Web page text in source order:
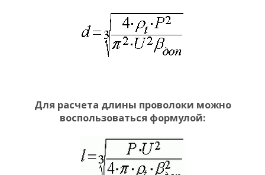
Для расчета длины проволоки можно
воспользоваться формулой: